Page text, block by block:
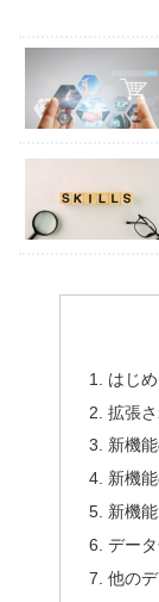
はじ
拡張
新機
新機
新機
デー
他の